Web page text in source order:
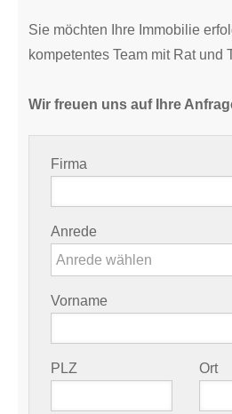
Sie möchten Ihre Immobilie
kompetentes Team mit Rat und
Wir freuen uns auf Ihre
Firma
Anrede
Anrede wählen
Vorname
PLZ Ort